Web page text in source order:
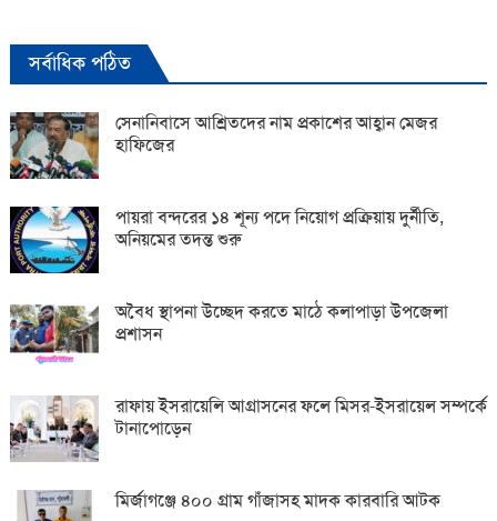
সর্বাধিক পঠিত
সেনানিবাসে আশ্রিতদের নাম প্রকাশের আহ্বান মেজর
হাফিজের
পায়রা বন্দরের ১৪ শূন্য পদে নিয়োগ প্রক্রিয়ায় দুর্নীতি,
অনিয়মের তদন্ত শুরু
অবৈধ স্থাপনা উচ্ছেদ করতে মাঠে কলাপাড়া উপজেলা
প্রশাসন
রাফায় ইসরায়েলি আগ্রাসনের ফলে মিসর-ইসরায়েল সম্পর্কে
টানাপোড়েন
মির্জাগঞ্জে ৪০০ গ্রাম গাঁজাসহ মাদক কারবারি আটক